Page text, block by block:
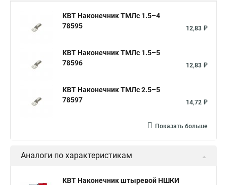
КВТ Наконечник ТМЛс 1.5–4
78595
12,83 ₽
КВТ Наконечник ТМЛс 1.5–5
78596
12,83 ₽
КВТ Наконечник ТМЛс 2.5–5
78597
14,72 ₽
Показать больше
Аналоги по характеристикам
КВТ Наконечник штыревой НШКИ